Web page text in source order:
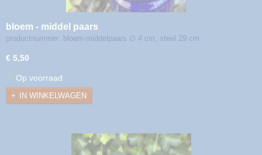
bloem - middel paars
productnummer: bloem-middelpaars ∅ 4 cm, steel 29 cm
€ 5,50
✓ Op voorraad
IN WINKELWAGEN